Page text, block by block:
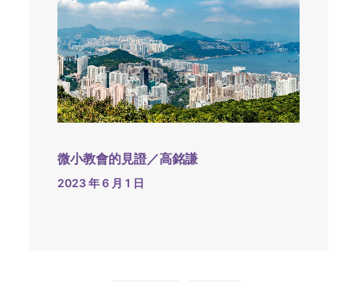
微小教會的見證／高銘謙
2023 年 6 月 1 日